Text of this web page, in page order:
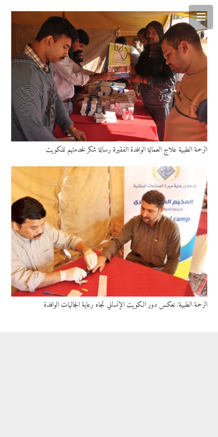
الرحمة الطبية علاج العمالة الوافدة الفقيرة رسالة شكر لخدمتهم للكويت
الرحمة الطبية: نعكس دور الكويت الإنساني تجاه رعاية الجاليات الوافدة